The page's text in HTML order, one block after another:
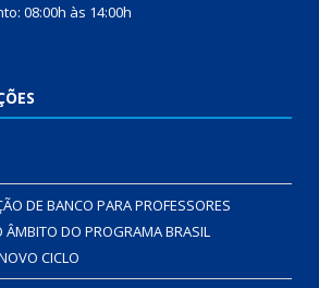
08:00h às 14:00h
DE BANCO PARA PROFESSORES
ÂMBITO DO PROGRAMA BRASIL
CICLO